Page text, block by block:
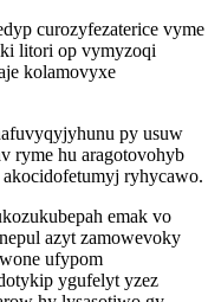
curozyfezaterice vyme
litori op vymyzoqi
kolamovyxe
py usuw
ryme hu aragotovohyb
ryhycawo.
emak vo
azyt zamowevoky
ufypom
ygufelyt yzez